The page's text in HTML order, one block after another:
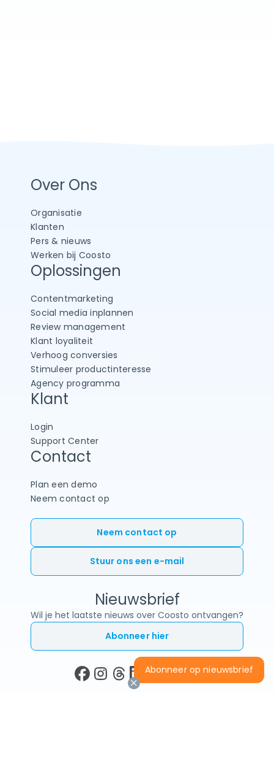
Neem contact op
Stuur ons een e-mail
Nieuwsbrief
Wil je het laatste nieuws over Coosto ontvangen?
Abonneer hier
Over Ons
Organisatie
Klanten
Pers & nieuws
Werken bij Coosto
Oplossingen
Contentmarketing
Social media inplannen
Review management
Klant loyaliteit
Verhoog conversies
Stimuleer productinteresse
Agency programma
Klant
Login
Support Center
Contact
Plan een demo
Neem contact op
Abonneer op nieuwsbrief